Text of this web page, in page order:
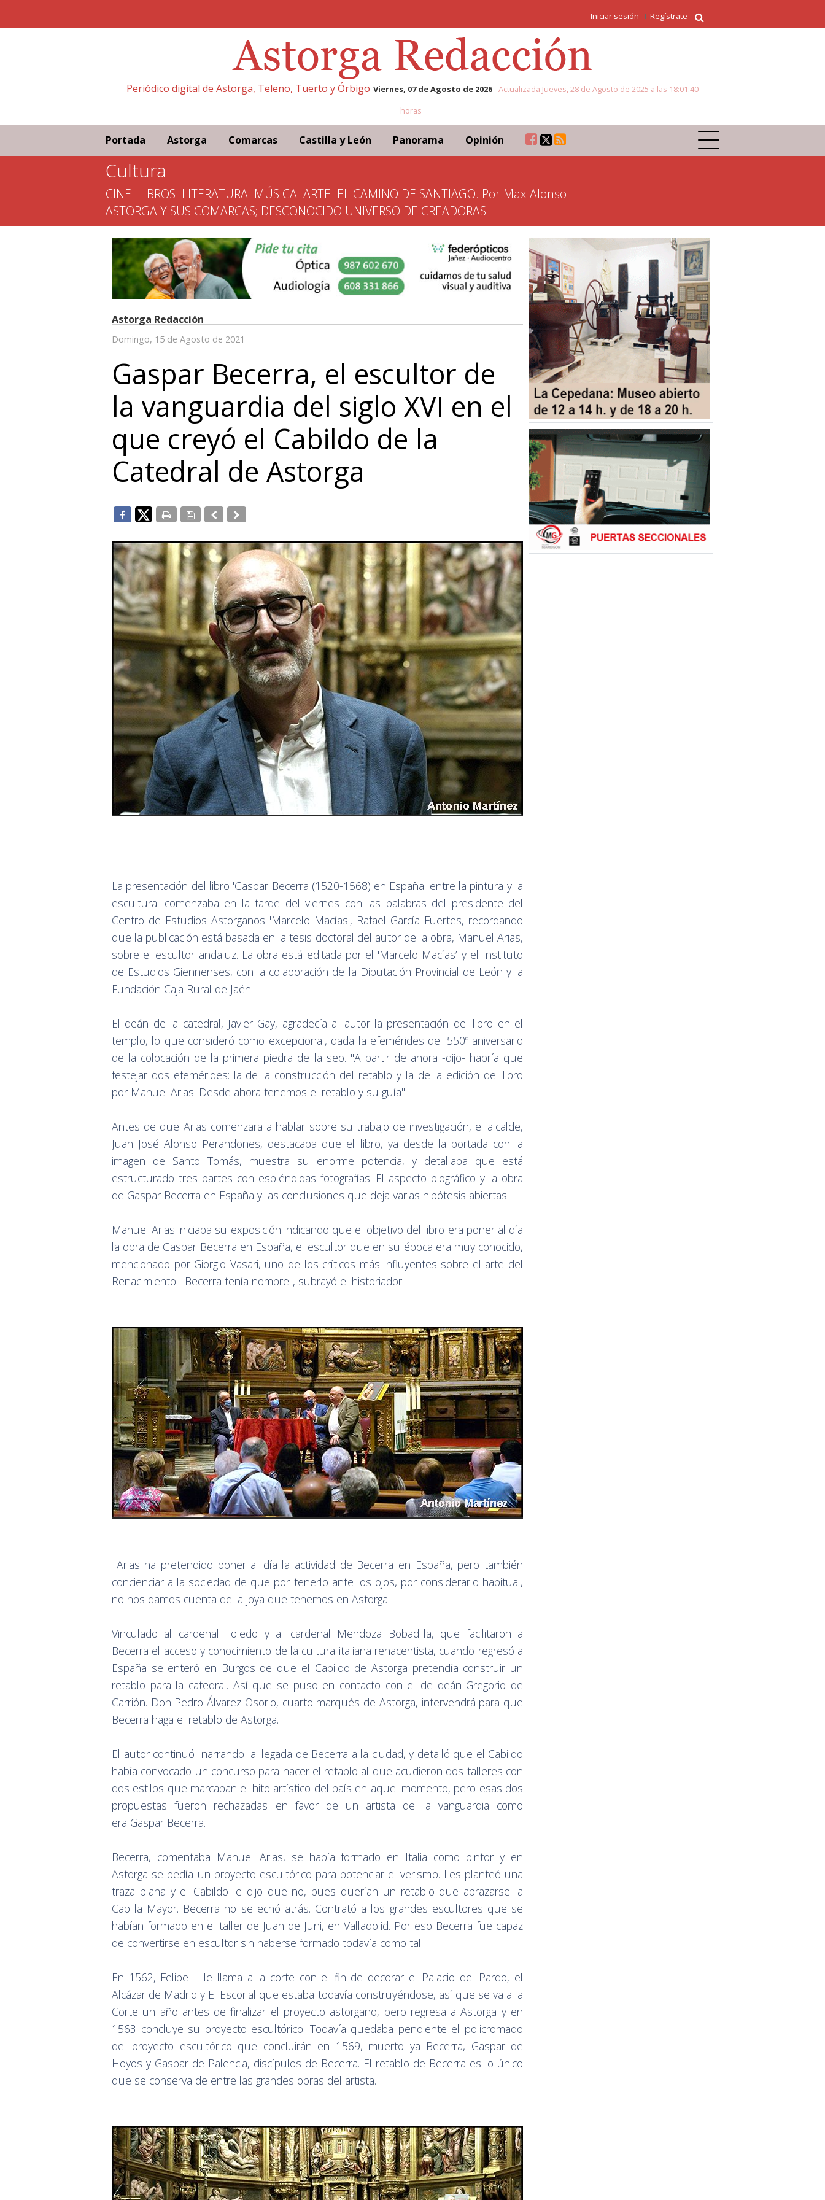
Iniciar sesión Regístrate
Periódico digital de Astorga, Teleno, Tuerto y Órbigo Viernes, 07 de Agosto de 2026 Actualizada Jueves, 28 de Agosto de 2025 a las 18:01:40
horas
Portada Astorga Comarcas Castilla y León Panorama Opinión
Cultura
CINE LIBROS LITERATURA MÚSICA ARTE EL CAMINO DE SANTIAGO. Por Max Alonso
ASTORGA Y SUS COMARCAS; DESCONOCIDO UNIVERSO DE CREADORAS
Astorga Redacción
Domingo, 15 de Agosto de 2021
Gaspar Becerra, el escultor de
la vanguardia del siglo XVI en el
que creyó el Cabildo de la
Catedral de Astorga
La presentación del libro 'Gaspar Becerra (1520-1568) en España: entre la pintura y la
escultura' comenzaba en la tarde del viernes con las palabras del presidente del
Centro de Estudios Astorganos 'Marcelo Macías', Rafael García Fuertes, recordando
que la publicación está basada en la tesis doctoral del autor de la obra, Manuel Arias,
sobre el escultor andaluz. La obra está editada por el 'Marcelo Macías’ y el Instituto
de Estudios Giennenses, con la colaboración de la Diputación Provincial de León y la
Fundación Caja Rural de Jaén.
El deán de la catedral, Javier Gay, agradecía al autor la presentación del libro en el
templo, lo que consideró como excepcional, dada la efemérides del 550º aniversario
de la colocación de la primera piedra de la seo. "A partir de ahora -dijo- habría que
festejar dos efemérides: la de la construcción del retablo y la de la edición del libro
por Manuel Arias. Desde ahora tenemos el retablo y su guía".
Antes de que Arias comenzara a hablar sobre su trabajo de investigación, el alcalde,
Juan José Alonso Perandones, destacaba que el libro, ya desde la portada con la
imagen de Santo Tomás, muestra su enorme potencia, y detallaba que está
estructurado tres partes con espléndidas fotografías. El aspecto biográfico y la obra
de Gaspar Becerra en España y las conclusiones que deja varias hipótesis abiertas.
Manuel Arias iniciaba su exposición indicando que el objetivo del libro era poner al día
la obra de Gaspar Becerra en España, el escultor que en su época era muy conocido,
mencionado por Giorgio Vasari, uno de los críticos más influyentes sobre el arte del
Renacimiento. "Becerra tenía nombre", subrayó el historiador.
Arias ha pretendido poner al día la actividad de Becerra en España, pero también
concienciar a la sociedad de que por tenerlo ante los ojos, por considerarlo habitual,
no nos damos cuenta de la joya que tenemos en Astorga.
Vinculado al cardenal Toledo y al cardenal Mendoza Bobadilla, que facilitaron a
Becerra el acceso y conocimiento de la cultura italiana renacentista, cuando regresó a
España se enteró en Burgos de que el Cabildo de Astorga pretendía construir un
retablo para la catedral. Así que se puso en contacto con el de deán Gregorio de
Carrión. Don Pedro Álvarez Osorio, cuarto marqués de Astorga, intervendrá para que
Becerra haga el retablo de Astorga.
El autor continuó narrando la llegada de Becerra a la ciudad, y detalló que el Cabildo
había convocado un concurso para hacer el retablo al que acudieron dos talleres con
dos estilos que marcaban el hito artístico del país en aquel momento, pero esas dos
propuestas fueron rechazadas en favor de un artista de la vanguardia como
era Gaspar Becerra.
Becerra, comentaba Manuel Arias, se había formado en Italia como pintor y en
Astorga se pedía un proyecto escultórico para potenciar el verismo. Les planteó una
traza plana y el Cabildo le dijo que no, pues querían un retablo que abrazarse la
Capilla Mayor. Becerra no se echó atrás. Contrató a los grandes escultores que se
habían formado en el taller de Juan de Juni, en Valladolid. Por eso Becerra fue capaz
de convertirse en escultor sin haberse formado todavía como tal.
En 1562, Felipe II le llama a la corte con el fin de decorar el Palacio del Pardo, el
Alcázar de Madrid y El Escorial que estaba todavía construyéndose, así que se va a la
Corte un año antes de finalizar el proyecto astorgano, pero regresa a Astorga y en
1563 concluye su proyecto escultórico. Todavía quedaba pendiente el policromado
del proyecto escultórico que concluirán en 1569, muerto ya Becerra, Gaspar de
Hoyos y Gaspar de Palencia, discípulos de Becerra. El retablo de Becerra es lo único
que se conserva de entre las grandes obras del artista.